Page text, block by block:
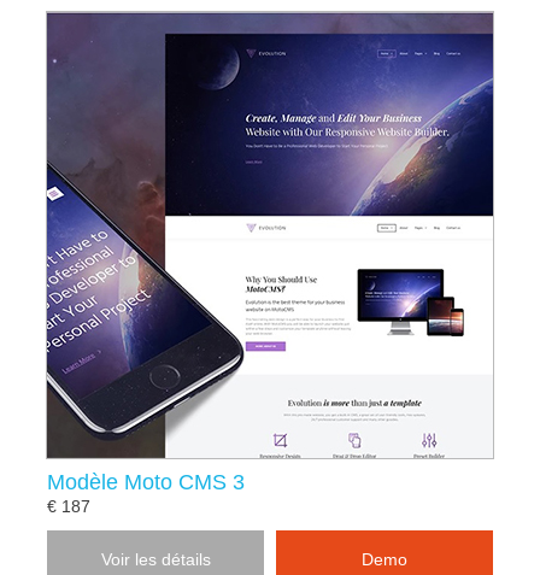
Modèle Moto CMS 3
€ 187
Voir les détails Demo